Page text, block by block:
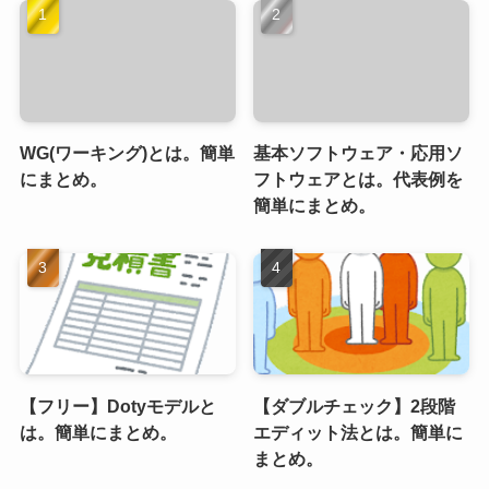
WG(ワーキング)とは。簡単
にまとめ。
基本ソフトウェア・応用ソ
フトウェアとは。代表例を
簡単にまとめ。
【フリー】Dotyモデルと
は。簡単にまとめ。
【ダブルチェック】2段階
エディット法とは。簡単に
まとめ。